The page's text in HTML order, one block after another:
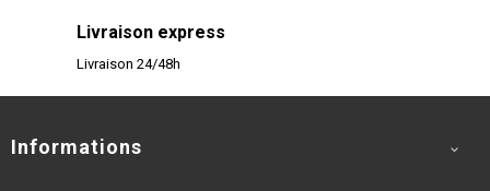
Livraison express
Livraison 24/48h
Informations 